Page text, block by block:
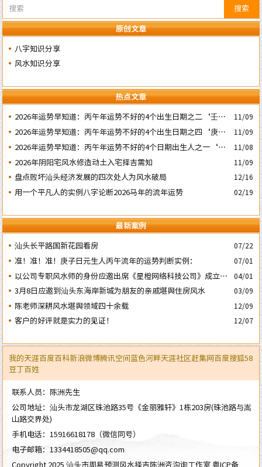
搜索
原创文章
八字知识分享
风水知识分享
热点文章
2026年运势早知道：丙午年运势不好的4个出生日期之二‘壬子’
日
11/09
2026年运势早知道：丙午年运势不好的4个出生日期之四‘庚子’
日
11/09
2026年运势早知道：丙午年运势不好的4个日期出生人之一‘戊
子’ 日
11/08
2026年阴阳宅风水修造动土入宅择吉需知 11/09
盘点败坏汕头经济发展的四次处人为风水破局 12/16
用一个平凡人的实例八字论断2026马年的流年运势 02/19
最新案例
汕头长平路国新花园看房
07/22
准！准！准！庚子日元生人丙午流年的运势判断实例： 07/01
以公司专职风水师的身份应邀出席《星橙网络科技公司》成立5
周年庆典
04/01
3月8日应邀到汕头东海岸新城为朋友的亲戚堪舆住房风水 03/09
陈老师深耕风水堪舆领域四十余载 12/09
客户的好评就是实力的见证！ 12/07
我的天涯百度百科新浪微博腾讯空间蓝色河畔天涯社区赶集网百度搜狐58
豆丁百姓
联系人员：陈洲先生
公司地址：汕头市龙湖区珠池路35号《金丽雅轩》1栋203房(珠池路与嵩
山路交界处)
手机电话： 15916618178 （微信同号）
电子邮箱： 1334418505@qq.com
Copyright 2025 汕头市周易预测风水择吉陈洲咨沟询工作室粤ICP备